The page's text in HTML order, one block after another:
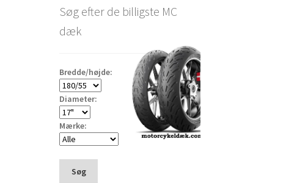
Søg efter de billigste MC
dæk
Bredde/højde:
Diameter:
Mærke:
Søg